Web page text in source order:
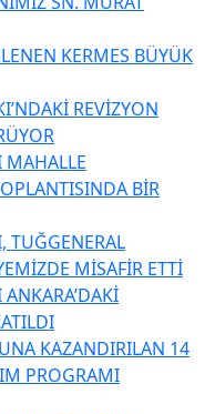
KERMES BÜYÜK
REVİZYON
MAHALLE
BİR
TUĞGENERAL
MİSAFİR ETTİ
KAZANDIRILAN 14
PROGRAMI